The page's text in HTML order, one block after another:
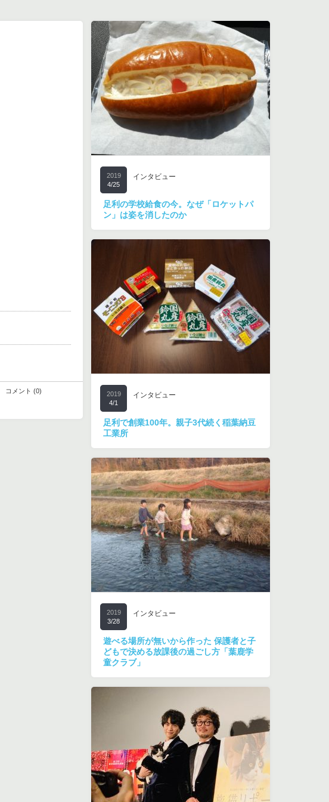
コメント (0)
2019
4/25
インタビュー
足利の学校給食の今。なぜ「ロケットパ
ン」は姿を消したのか
2019
4/1
インタビュー
足利で創業100年。親子3代続く稲葉納豆
工業所
2019
3/28
インタビュー
遊べる場所が無いから作った 保護者と子
どもで決める放課後の過ごし方「葉鹿学
童クラブ」